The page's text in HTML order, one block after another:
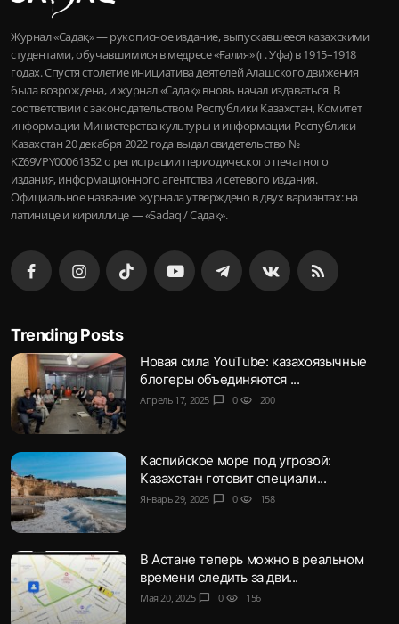
Журнал «Садақ» — рукописное издание, выпускавшееся казахскими
студентами, обучавшимися в медресе «Ғалия» (г. Уфа) в 1915–1918
годах. Спустя столетие инициатива деятелей Алашского движения
была возрождена, и журнал «Садақ» вновь начал издаваться. В
соответствии с законодательством Республики Казахстан, Комитет
информации Министерства культуры и информации Республики
Казахстан 20 декабря 2022 года выдал свидетельство №
KZ69VPY00061352 о регистрации периодического печатного
издания, информационного агентства и сетевого издания.
Официальное название журнала утверждено в двух вариантах: на
латинице и кириллице — «Sadaq / Садақ».
Trending Posts
Новая сила YouTube: казахоязычные
блогеры объединяются ...
Апрель 17, 2025 chat_bubble 0 visibility 200
Каспийское море под угрозой:
Казахстан готовит специали...
Январь 29, 2025 chat_bubble 0 visibility 158
В Астане теперь можно в реальном
времени следить за дви...
Мая 20, 2025 chat_bubble 0 visibility 156